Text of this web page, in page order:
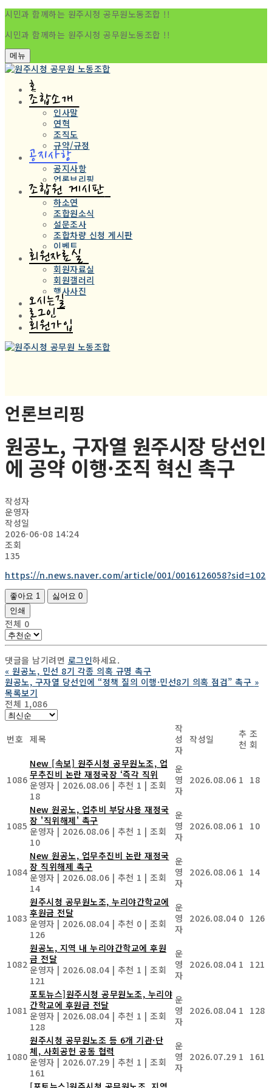
시민과 함께하는 원주시청 공무원노동조합 !!
시민과 함께하는 원주시청 공무원노동조합 !!
메뉴
홈
조합소개
인사말
연혁
조직도
규약/규정
공지사항
공지사항
언론브리핑
조합원 게시판
하소연
조합원소식
설문조사
조합차량 신청 게시판
이벤트
회원자료실
회원자료실
회원갤러리
행사사진
오시는길
로그인
회원가입
언론브리핑
원공노, 구자열 원주시장 당선인
에 공약 이행·조직 혁신 촉구
작성자
운영자
작성일
2026-06-08 14:24
조회
135
https://n.news.naver.com/article/001/0016126058?sid=102
좋아요 1 싫어요 0
인쇄
전체 0
댓글을 남기려면 로그인하세요.
« 원공노, 민선 8기 각종 의혹 규명 촉구
원공노, 구자열 당선인에 “정책 질의 이행·민선8기 의혹 점검” 촉구 »
목록보기
전체 1,086
번호 제목
작
성
자
작성일
추
천
조
회
1086
New [속보] 원주시청 공무원노조, 업
무추진비 논란 재정국장 ‘즉각 직위
운영자 | 2026.08.06 | 추천 1 | 조회
18
운
영
자
2026.08.06 1 18
1085
New 원공노, 업추비 부당사용 재정국
장 '직위해제' 촉구
운영자 | 2026.08.06 | 추천 1 | 조회
10
운
영
자
2026.08.06 1 10
1084
New 원공노, 업무추진비 논란 재정국
장 직위해제 촉구
운영자 | 2026.08.06 | 추천 1 | 조회
14
운
영
자
2026.08.06 1 14
1083
원주시청 공무원노조, 누리야간학교에
후원금 전달
운영자 | 2026.08.04 | 추천 0 | 조회
126
운
영
자
2026.08.04 0 126
1082
원공노, 지역 내 누리야간학교에 후원
금 전달
운영자 | 2026.08.04 | 추천 1 | 조회
121
운
영
자
2026.08.04 1 121
1081
포토뉴스]원주시청 공무원노조, 누리야
간학교에 후원금 전달
운영자 | 2026.08.04 | 추천 1 | 조회
128
운
영
자
2026.08.04 1 128
1080
원주시청 공무원노조 등 6개 기관·단
체, 사회공헌 공동 협력
운영자 | 2026.07.29 | 추천 1 | 조회
161
운
영
자
2026.07.29 1 161